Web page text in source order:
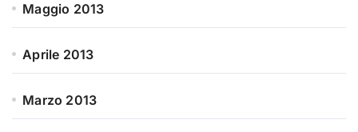
Maggio 2013
Aprile 2013
Marzo 2013